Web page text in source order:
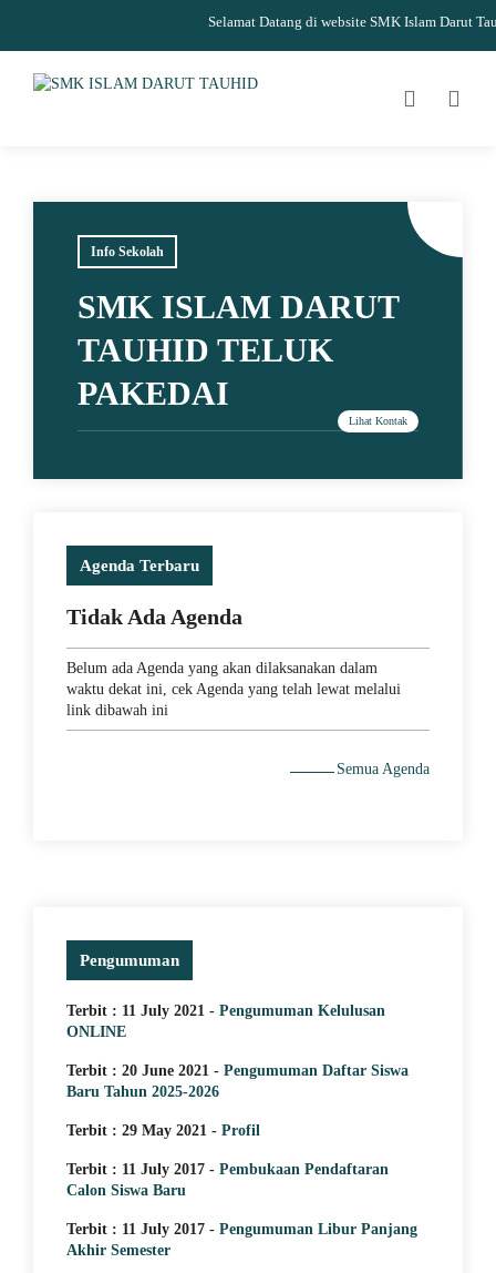
Selamat Datang di website SMK Islam Darut
Info Sekolah
SMK ISLAM DARUT
TAUHID TELUK
PAKEDAI
Agenda Terbaru
Tidak Ada Agenda
Belum ada Agenda yang akan dilaksanakan dalam
waktu dekat ini, cek Agenda yang telah lewat melalui
link dibawah ini
Semua Agenda
Pengumuman
Terbit : 11 July 2021 - Pengumuman Kelulusan
ONLINE
Terbit : 20 June 2021 - Pengumuman Daftar Siswa
Baru Tahun 2025-2026
Terbit : 29 May 2021 - Profil
Terbit : 11 July 2017 - Pembukaan Pendaftaran
Calon Siswa Baru
Terbit : 11 July 2017 - Pengumuman Libur Panjang
Akhir Semester